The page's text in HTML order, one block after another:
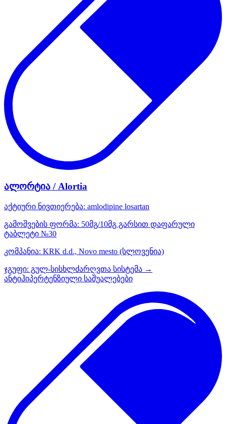
ალორტია / Alortia
აქტიური ნივთიერება: amlodipine losartan
გამოშვების ფორმა: 50მგ/10მგ გარსით დაფარული
ტაბლეტი №30
კომპანია: KRK d.d., Novo mesto (სლოვენია)
ჯგუფი: გულ-სისხლძარღვთა სისტემა →
ანტიჰიპერტენზიული საშუალებები